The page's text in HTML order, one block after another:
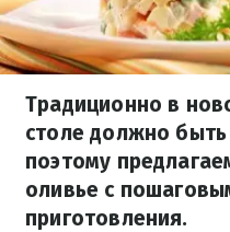
Традиционно в
столе должно
поэтому
оливье с
приготовления.